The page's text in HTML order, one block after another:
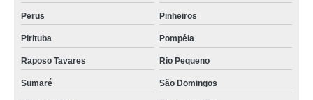
Perus Pinheiros
Pirituba Pompéia
Raposo Tavares Rio Pequeno
Sumaré São Domingos